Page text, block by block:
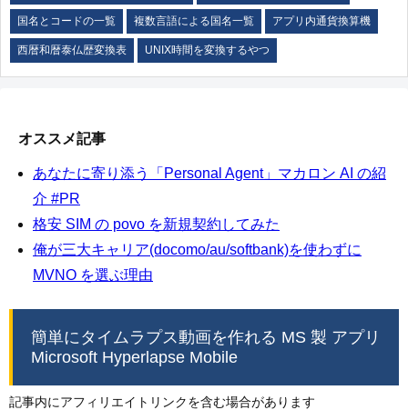
国名とコードの一覧 複数言語による国名一覧 アプリ内通貨換算機
西暦和暦泰仏歴変換表 UNIX時間を変換するやつ
オススメ記事
あなたに寄り添う「Personal Agent」マカロン AI の紹
介 #PR
格安 SIM の povo を新規契約してみた
俺が三大キャリア(docomo/au/softbank)を使わずに
MVNO を選ぶ理由
簡単にタイムラプス動画を作れる MS 製 アプリ
Microsoft Hyperlapse Mobile
記事内にアフィリエイトリンクを含む場合があります